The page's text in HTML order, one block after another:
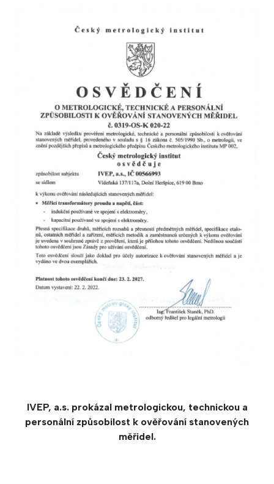
IVEP, a.s. prokázal metrologickou, technickou a
personální způsobilost k ověřování stanovených
měřidel.